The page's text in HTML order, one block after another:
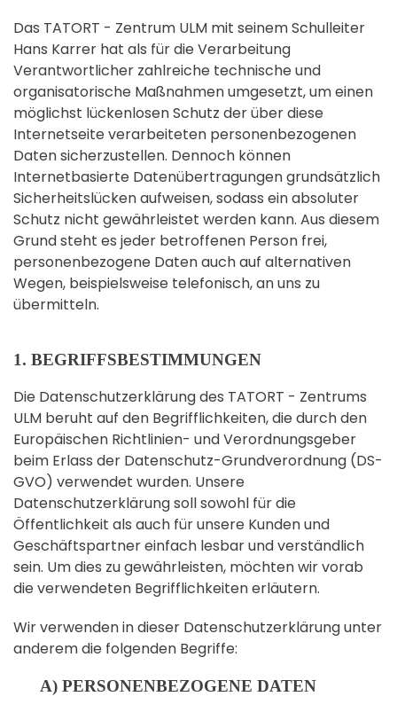
Das TATORT - Zentrum ULM mit seinem Schulleiter
Hans Karrer hat als für die Verarbeitung
Verantwortlicher zahlreiche technische und
organisatorische Maßnahmen umgesetzt, um einen
möglichst lückenlosen Schutz der über diese
Internetseite verarbeiteten personenbezogenen
Daten sicherzustellen. Dennoch können
Internetbasierte Datenübertragungen grundsätzlich
Sicherheitslücken aufweisen, sodass ein absoluter
Schutz nicht gewährleistet werden kann. Aus diesem
Grund steht es jeder betroffenen Person frei,
personenbezogene Daten auch auf alternativen
Wegen, beispielsweise telefonisch, an uns zu
übermitteln.
1. BEGRIFFSBESTIMMUNGEN
Die Datenschutzerklärung des TATORT - Zentrums
ULM beruht auf den Begrifflichkeiten, die durch den
Europäischen Richtlinien- und Verordnungsgeber
beim Erlass der Datenschutz-Grundverordnung (DS-
GVO) verwendet wurden. Unsere
Datenschutzerklärung soll sowohl für die
Öffentlichkeit als auch für unsere Kunden und
Geschäftspartner einfach lesbar und verständlich
sein. Um dies zu gewährleisten, möchten wir vorab
die verwendeten Begrifflichkeiten erläutern.
Wir verwenden in dieser Datenschutzerklärung unter
anderem die folgenden Begriffe:
A) PERSONENBEZOGENE DATEN